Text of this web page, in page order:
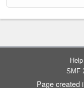
Help
SMF
Page created